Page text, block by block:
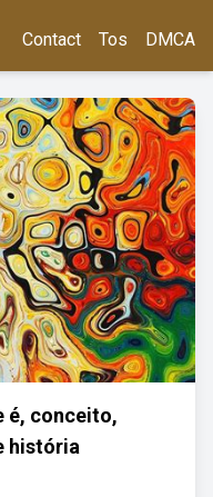
Contact Tos DMCA
é, conceito,
história